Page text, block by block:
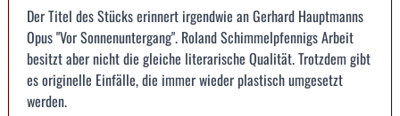
Der Titel des Stücks erinnert irgendwie an Gerhard Hauptmanns
Opus "Vor Sonnenuntergang". Roland Schimmelpfennigs Arbeit
besitzt aber nicht die gleiche literarische Qualität. Trotzdem gibt
es originelle Einfälle, die immer wieder plastisch umgesetzt
werden.